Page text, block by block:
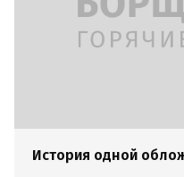
История одной